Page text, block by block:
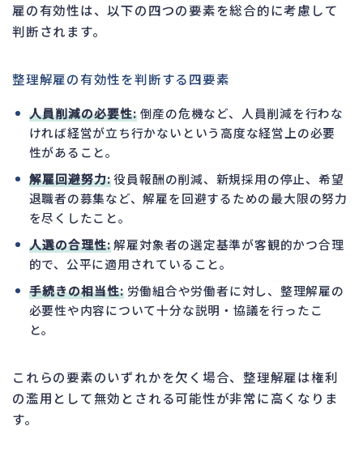
雇の有効性は、以下の四つの要素を総合的に考慮して
判断されます。
整理解雇の有効性を判断する四要素
人員削減の必要性:倒産の危機など、人員削減を行わな
ければ経営が立ち行かないという高度な経営上の必要
性があること。
解雇回避努力:役員報酬の削減、新規採用の停止、希望
退職者の募集など、解雇を回避するための最大限の努力
を尽くしたこと。
人選の合理性:解雇対象者の選定基準が客観的かつ合理
的で、公平に適用されていること。
手続きの相当性:労働組合や労働者に対し、整理解雇の
必要性や内容について十分な説明・協議を行ったこ
と。
これらの要素のいずれかを欠く場合、整理解雇は権利
の濫用として無効とされる可能性が非常に高くなりま
す。